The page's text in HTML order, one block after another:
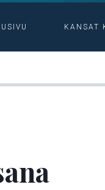
KANSAT